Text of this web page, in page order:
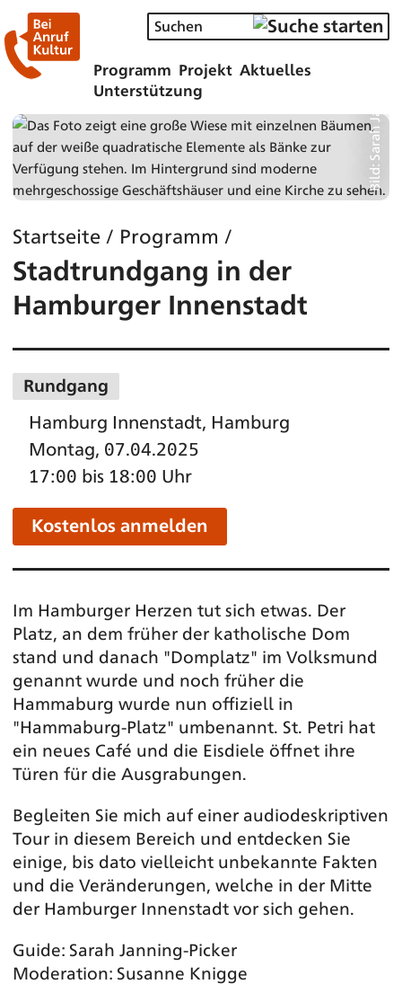
Programm Projekt Aktuelles
Unterstützung
Bild: Sarah Janning-Picker
Startseite / Programm /
Stadtrundgang in der
Hamburger Innenstadt
Rundgang
Hamburg Innenstadt, Hamburg
Montag, 07.04.2025
17:00 bis 18:00 Uhr
Kostenlos anmelden
Im Hamburger Herzen tut sich etwas. Der
Platz, an dem früher der katholische Dom
stand und danach "Domplatz" im Volksmund
genannt wurde und noch früher die
Hammaburg wurde nun offiziell in
"Hammaburg-Platz" umbenannt. St. Petri hat
ein neues Café und die Eisdiele öffnet ihre
Türen für die Ausgrabungen.
Begleiten Sie mich auf einer audiodeskriptiven
Tour in diesem Bereich und entdecken Sie
einige, bis dato vielleicht unbekannte Fakten
und die Veränderungen, welche in der Mitte
der Hamburger Innenstadt vor sich gehen.
Guide: Sarah Janning-Picker
Moderation: Susanne Knigge